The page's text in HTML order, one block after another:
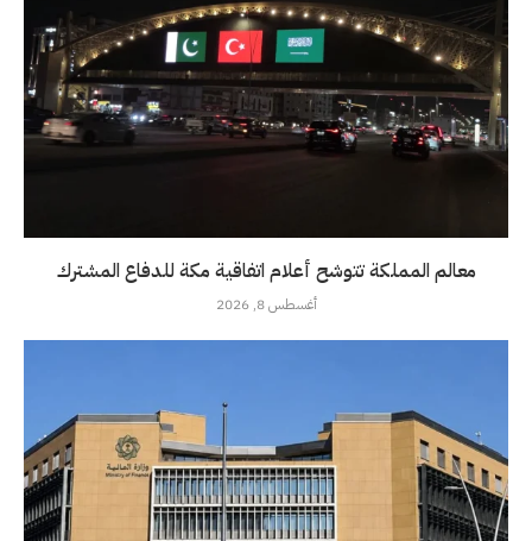
معالم المملكة تتوشح أعلام اتفاقية مكة للدفاع المشترك
أغسطس 8, 2026